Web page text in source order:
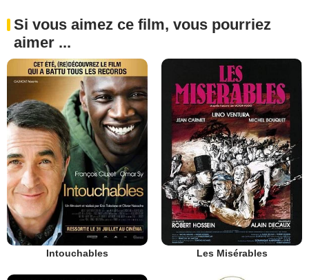
Si vous aimez ce film, vous pourriez
aimer ...
Intouchables Les Misérables